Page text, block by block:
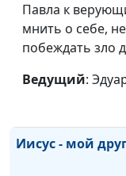
Павла к
мнить о себе,
побеждать зло
Ведущий:
Печать Божия
Четыре подхода к
Иисус - мой